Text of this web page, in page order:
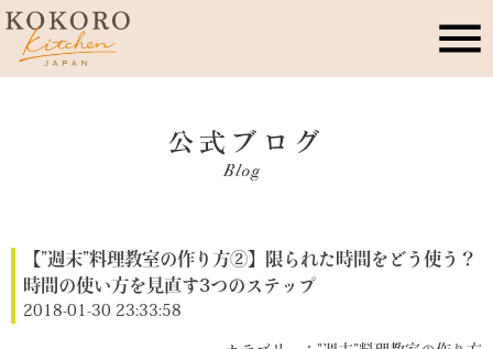
こころキッチンとは
レッスン・イベント
季節のこころレシピ
【”週末”料理教室の作り方②】限られた時間をどう使う？
時間の使い方を見直す3つのステップ
2018-01-30 23:33:58